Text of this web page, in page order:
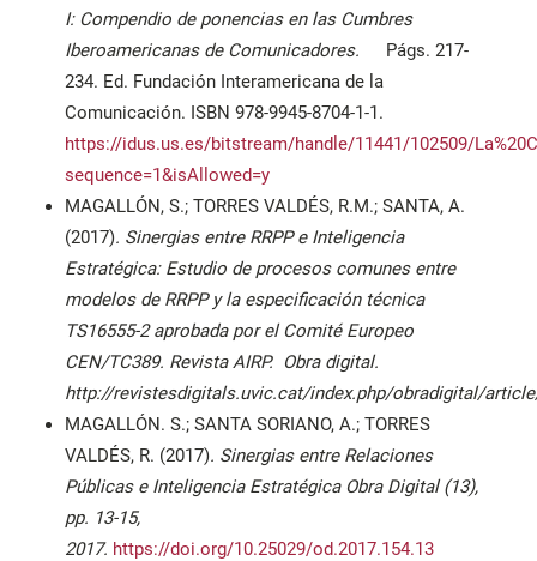
I: Compendio de ponencias en las Cumbres
Iberoamericanas de Comunicadores.
Págs. 217-
234. Ed. Fundación Interamericana de la
Comunicación. ISBN 978-9945-8704-1-1.
https://idus.us.es/bitstream/handle/11441/102509/
sequence=1&isAllowed=y
MAGALLÓN, S.; TORRES VALDÉS, R.M.; SANTA, A.
(2017). Sinergias entre RRPP e Inteligencia
Estratégica: Estudio de procesos comunes entre
modelos de RRPP y la especificación técnica
TS16555-2 aprobada por el Comité Europeo
CEN/TC389. Revista AIRP. Obra digital.
http://revistesdigitals.uvic.cat/index.php/obradigital/
MAGALLÓN. S.; SANTA SORIANO, A.; TORRES
VALDÉS, R. (2017). Sinergias entre Relaciones
Públicas e Inteligencia Estratégica Obra Digital (13),
pp. 13-15,
2017. https://doi.org/10.25029/od.2017.154.13